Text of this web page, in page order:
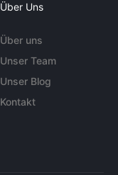
Über Uns
Über uns
Unser Team
Unser Blog
Kontakt